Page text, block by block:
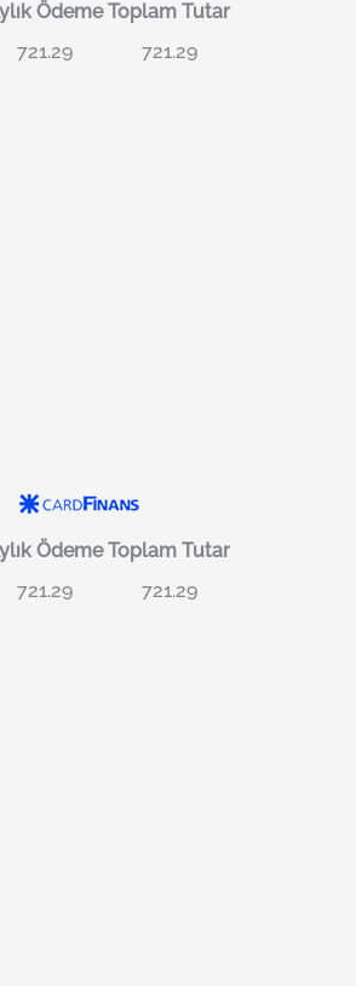
Ödeme Toplam Tutar
721.29 721.29
Ödeme Toplam Tutar
721.29 721.29